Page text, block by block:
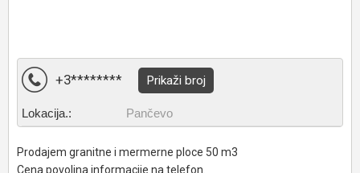
+3******** Prikaži broj
Lokacija.: Pančevo
Prodajem granitne i mermerne ploce 50 m3
Cena povoljna informacije na telefon.